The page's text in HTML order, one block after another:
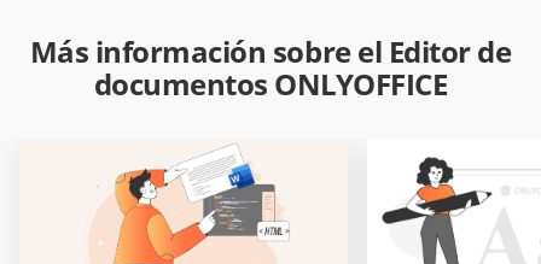
Más información sobre el Editor de
documentos ONLYOFFICE